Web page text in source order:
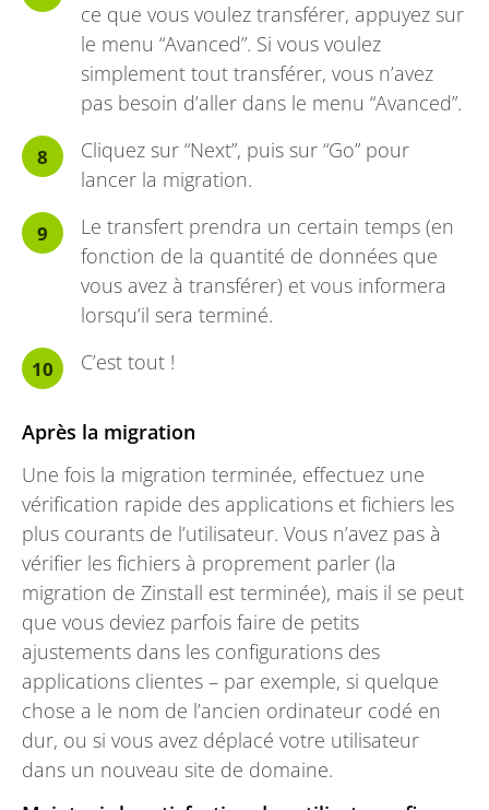
ce que vous voulez transférer, appuyez sur
le menu “Avanced”. Si vous voulez
simplement tout transférer, vous n’avez
pas besoin d’aller dans le menu “Avanced”.
Cliquez sur “Next”, puis sur “Go” pour
lancer la migration.
Le transfert prendra un certain temps (en
fonction de la quantité de données que
vous avez à transférer) et vous informera
lorsqu’il sera terminé.
C’est tout !
Après la migration
Une fois la migration terminée, effectuez une
vérification rapide des applications et fichiers les
plus courants de l’utilisateur. Vous n’avez pas à
vérifier les fichiers à proprement parler (la
migration de Zinstall est terminée), mais il se peut
que vous deviez parfois faire de petits
ajustements dans les configurations des
applications clientes – par exemple, si quelque
chose a le nom de l’ancien ordinateur codé en
dur, ou si vous avez déplacé votre utilisateur
dans un nouveau site de domaine.